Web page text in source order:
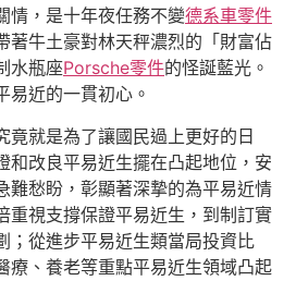
情，是十年夜任務不變德系車零件
著牛土豪對林天秤濃烈的「財富佔
水瓶座Porsche零件的怪誕藍光。
易近的一貫初心。
竟就是為了讓國民過上更好的日
和改良平易近生擺在凸起地位，安
難愁盼，彰顯著深摯的為平易近情
重視支撐保證平易近生，到制訂實
；從進步平易近生類當局投資比
療、養老等重點平易近生領域凸起